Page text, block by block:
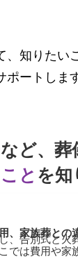
知りたい
ートしま
など、葬
と を知
、家族葬との
、告別式と火
では費用や家